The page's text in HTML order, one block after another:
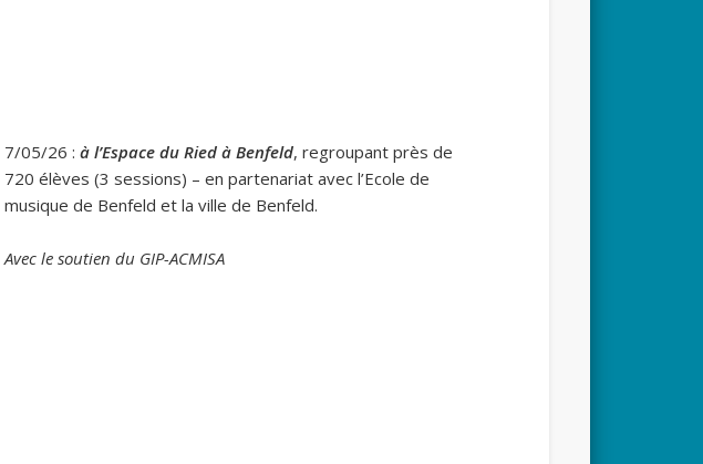
7/05/26 :à l’Espace du Ried à Benfeld, regroupant près de
720 élèves (3 sessions) – en partenariat avec l’Ecole de
musique de Benfeld et la ville de Benfeld.
Avec le soutien du GIP-ACMISA